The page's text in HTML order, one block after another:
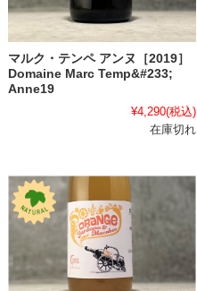
マルク・テンペ アンヌ［2019］
Domaine Marc Temp&#233;
Anne19
¥4,290(税込)
在庫切れ